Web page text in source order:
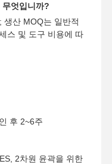
엇입니까?
생산 MOQ는 일반적
스 및 도구 비용에 따
후 2~6주
2차원 윤곽을 위한